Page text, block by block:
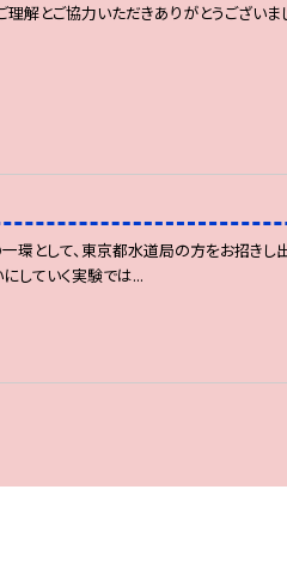
解とご協力いただきありがとうござい
一環として、東京都水道局の方をお招き
していく実験では...